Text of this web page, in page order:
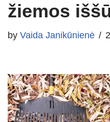
žiemos
by Vaida Janikūnienė